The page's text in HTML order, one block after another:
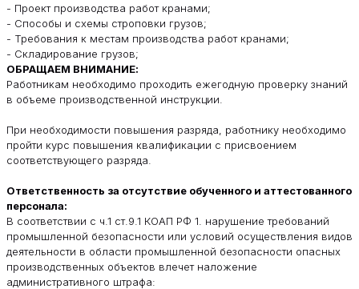
- Проект производства работ кранами;
- Способы и схемы строповки грузов;
- Требования к местам производства работ кранами;
- Складирование грузов;
ОБРАЩАЕМ ВНИМАНИЕ:
Работникам необходимо проходить ежегодную проверку знаний
в объеме производственной инструкции.
При необходимости повышения разряда, работнику необходимо
пройти курс повышения квалификации с присвоением
соответствующего разряда.
Ответственность за отсутствие обученного и аттестованного
персонала:
В соответствии с ч.1 ст.9.1 КОАП РФ 1. нарушение требований
промышленной безопасности или условий осуществления видов
деятельности в области промышленной безопасности опасных
производственных объектов влечет наложение
административного штрафа: